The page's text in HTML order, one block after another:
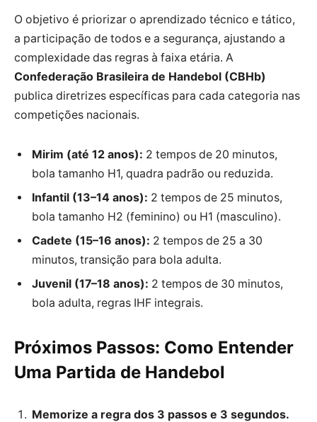
O objetivo é priorizar o aprendizado técnico e tático,
a participação de todos e a segurança, ajustando a
complexidade das regras à faixa etária. A
Confederação Brasileira de Handebol (CBHb)
publica diretrizes específicas para cada categoria nas
competições nacionais.
Mirim (até 12 anos): 2 tempos de 20 minutos,
bola tamanho H1, quadra padrão ou reduzida.
Infantil (13–14 anos): 2 tempos de 25 minutos,
bola tamanho H2 (feminino) ou H1 (masculino).
Cadete (15–16 anos): 2 tempos de 25 a 30
minutos, transição para bola adulta.
Juvenil (17–18 anos): 2 tempos de 30 minutos,
bola adulta, regras IHF integrais.
Próximos Passos: Como Entender
Uma Partida de Handebol
Memorize a regra dos 3 passos e 3 segundos.